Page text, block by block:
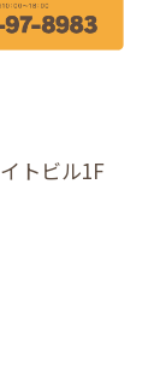
トビル1F